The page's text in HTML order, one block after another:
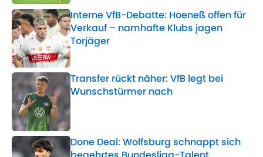
Interne VfB-Debatte: Hoeneß offen für
Verkauf – namhafte Klubs jagen
Torjäger
Published by on Invalid Date
Transfer rückt näher: VfB legt bei
Wunschstürmer nach
Done Deal: Wolfsburg schnappt sich